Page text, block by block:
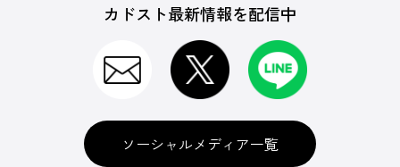
カドスト最新情報を配信中
ソーシャルメディア一覧